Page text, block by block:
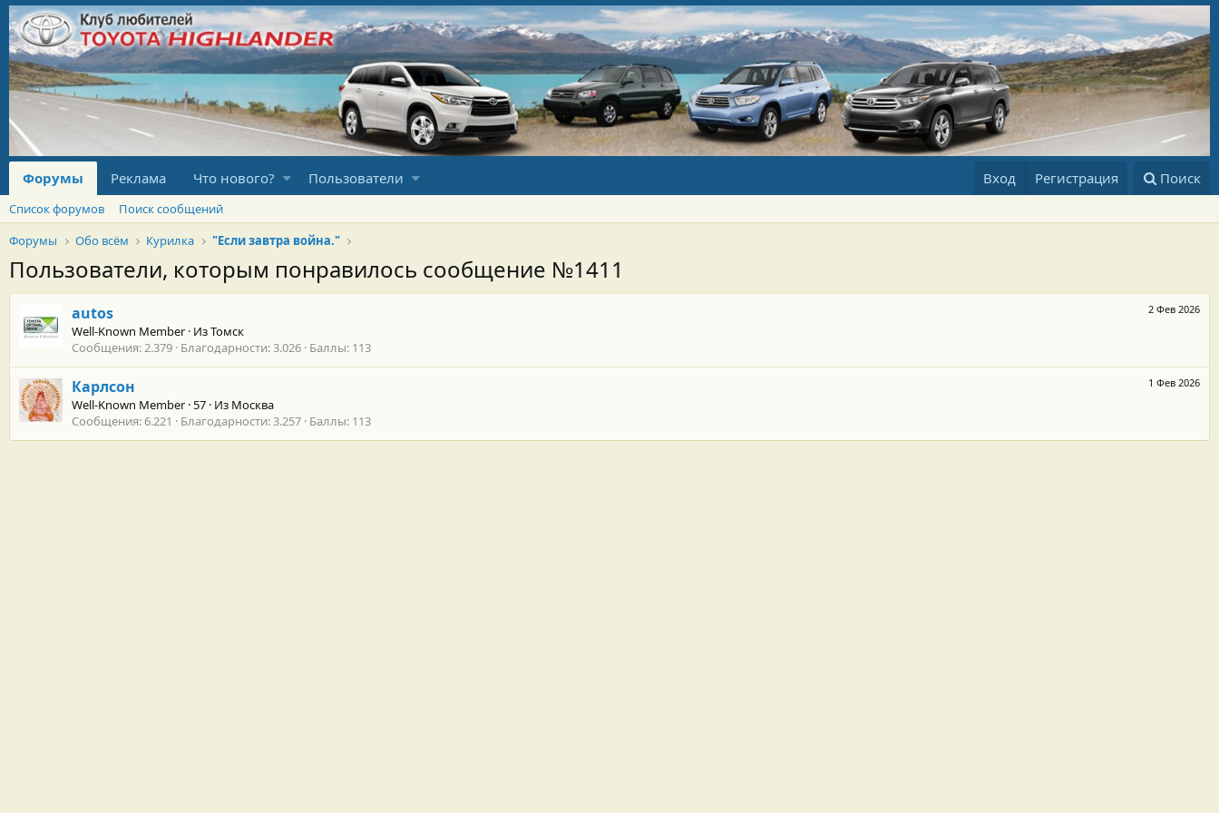
Форумы Реклама Что нового? Пользователи Вход Регистрация Поиск
Список форумов
Поиск сообщений
Форумы
Обо всём Курилка "Если завтра война."
Пользователи, которым понравилось сообщение №1411
2 Фев 2026
autos
Well-Known Member · ИзТомск
Сообщения 2.379 Благодарности 3.026 Баллы 113
1 Фев 2026
Карлсон
Well-Known Member ·57 · Из Москва
Сообщения 6.221 Благодарности 3.257 Баллы 113